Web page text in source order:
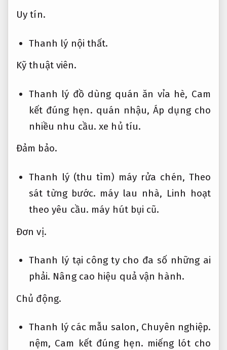
Uy tín.
Thanh lý nội thất.
Kỹ thuật viên.
Thanh lý đồ dùng quán ăn vỉa hè, Cam
kết đúng hẹn. quán nhậu,Áp dụng cho
nhiều nhu cầu. xe hủ tíu.
Đảm bảo.
Thanh lý (thu tìm) máy rửa chén, Theo
sát từng bước. máy lau nhà, Linh hoạt
theo yêu cầu. máy hút bụi cũ.
Đơn vị.
Thanh lý tại công ty cho đa số những ai
phải. Nâng cao hiệu quả vận hành.
Chủ động.
Thanh lý các mẫu salon, Chuyên nghiệp.
nệm, Cam kết đúng hẹn. miếng lót cho